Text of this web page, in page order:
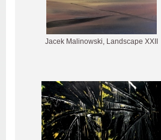
Jacek Malinowski, Landscape XXII